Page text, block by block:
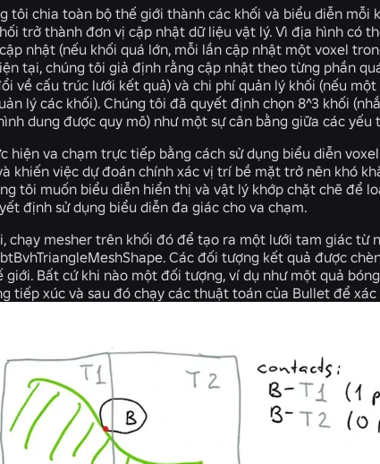
tôi chia toàn bộ thế giới thành các khối và biểu diễn mỗi
trở thành đơn vị cập nhật dữ liệu vật lý. Vì địa hình có
nhật (nếu khối quá lớn, mỗi lần cập nhật một voxel
tại, chúng tôi giả định rằng cập nhật theo từng phần
về cấu trúc lưới kết quả) và chi phí quản lý khối (nếu
lý các khối). Chúng tôi đã quyết định chọn 8^3 khối
dung được quy mô) như một sự cân bằng giữa các yếu
hiện va chạm trực tiếp bằng cách sử dụng biểu diễn
khiến việc dự đoán chính xác vị trí bề mặt trở nên khó
tôi muốn biểu diễn hiển thị và vật lý khớp chặt chẽ để
định sử dụng biểu diễn đa giác cho va chạm.
chạy mesher trên khối đó để tạo ra một lưới tam giác từ
Các đối tượng kết quả được
Bất cứ khi nào một đối tượng, ví dụ như một quả
tiếp xúc và sau đó chạy các thuật toán của Bullet để